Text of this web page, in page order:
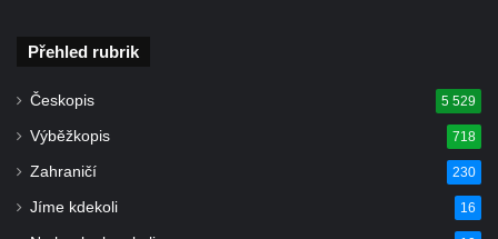
Obrázek Ježíš jako Dobrý pastýř u studánky
Plešným
Olžin pád
Socha svatého Rocha na schodišti ke
kostelu Nanebevzetí Panny Marie ve
Přehled rubrik
Českopis 5 529
Výběžkopis 718
Zahraničí 230
Jíme kdekoli 16